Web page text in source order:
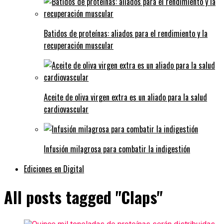
Batidos de proteínas: aliados para el rendimiento y la
recuperación muscular
Aceite de oliva virgen extra es un aliado para la salud
cardiovascular
Infusión milagrosa para combatir la indigestión
Ediciones en Digital
All posts tagged "Claps"